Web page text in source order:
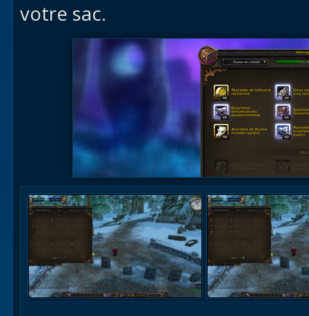
votre sac.